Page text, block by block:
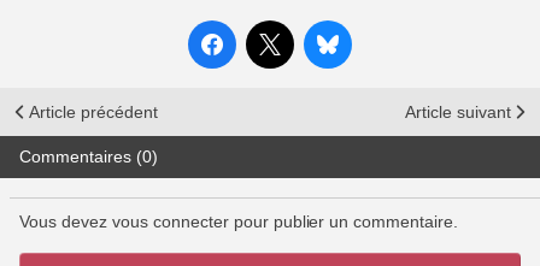
Article précédent Article suivant
Commentaires (0)
Vous devez vous connecter pour publier un commentaire.